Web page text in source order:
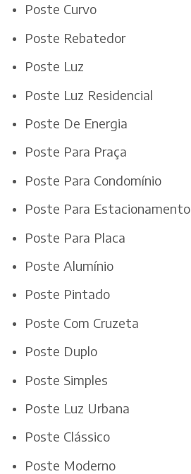
Poste Curvo
Poste Rebatedor
Poste Luz
Poste Luz Residencial
Poste De Energia
Poste Para Praça
Poste Para Condomínio
Poste Para Estacionamento
Poste Para Placa
Poste Alumínio
Poste Pintado
Poste Com Cruzeta
Poste Duplo
Poste Simples
Poste Luz Urbana
Poste Clássico
Poste Moderno